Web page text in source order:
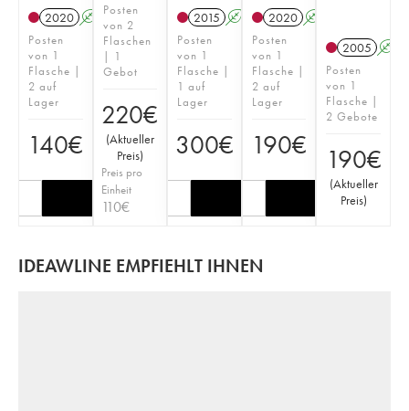
2020 A
Posten
von 1
Flasche |
2 auf
Lager
140€
Posten
von 2
Flaschen
| 1
Gebot
220€
(Aktueller
Preis)
Preis pro
Einheit
110€
2015 A
Posten
von 1
Flasche |
1 auf
Lager
300€
2020 A
Posten
von 1
Flasche |
2 auf
Lager
190€
2005 A
Posten
von 1
Flasche |
2 Gebote
190€
(Aktueller
Preis)
IDEAWLINE EMPFIEHLT IHNEN